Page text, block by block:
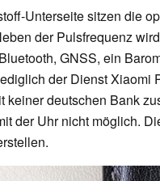
Unterseite sitzen die
der Pulsfrequenz
GNSS, ein
der Dienst Xiaomi
keiner deutschen Bank
der Uhr nicht möglich.